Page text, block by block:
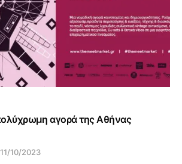
αγορά της Αθήνας
11/10/2023